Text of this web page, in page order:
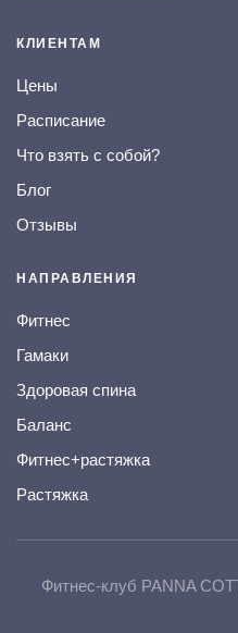
КЛИЕНТАМ
Цены
Расписание
Что взять с собой?
Блог
Отзывы
НАПРАВЛЕНИЯ
Фитнес
Гамаки
Здоровая спина
Баланс
Фитнес+растяжка
Растяжка
Фитнес-клуб PANNA